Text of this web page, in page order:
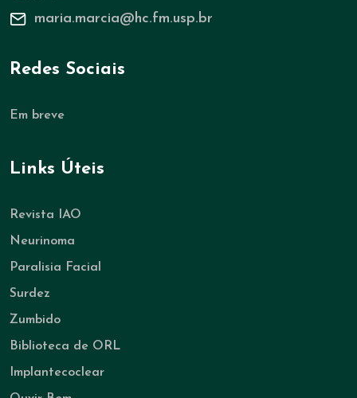
maria.marcia@hc.fm.usp.br
Redes Sociais
Em breve
Links Úteis
Revista IAO
Neurinoma
Paralisia Facial
Surdez
Zumbido
Biblioteca de ORL
Implantecoclear